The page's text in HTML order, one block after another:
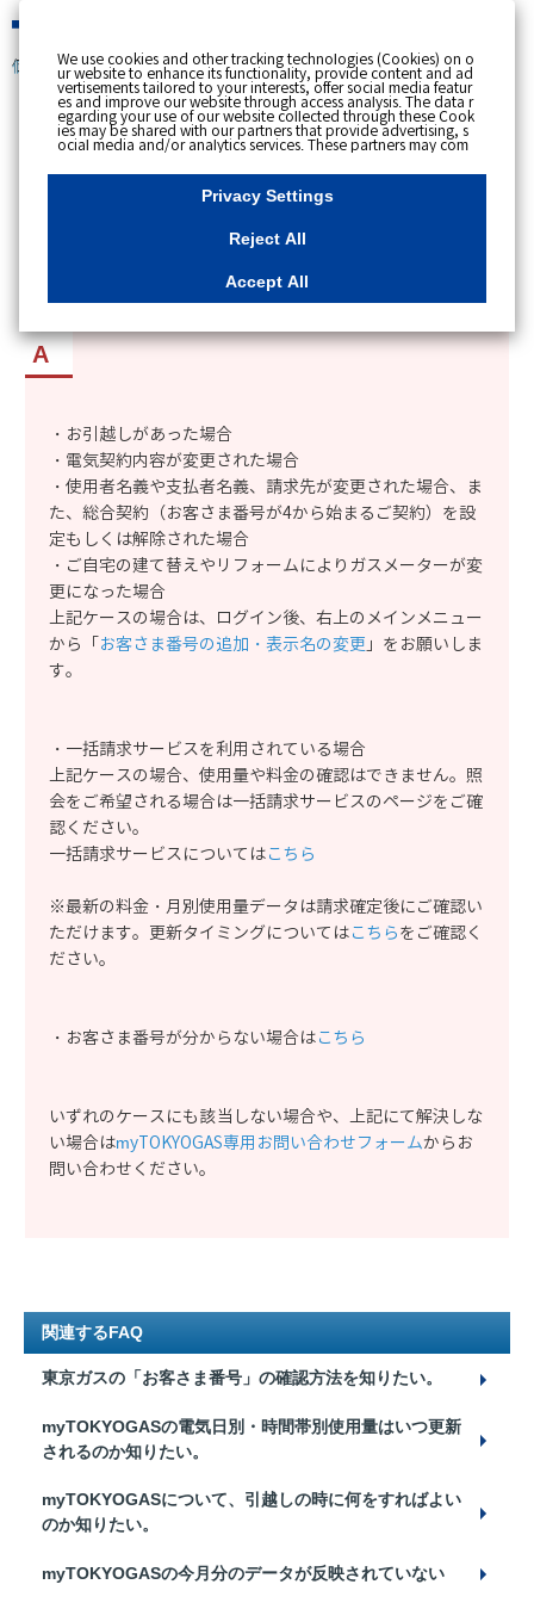
個人のお客さま
[ トップへ戻る ]
カテゴリー表示
更新日時 : 2023/12/07 11:19
myTOKYOGASのガス・電気の料金や使用量が更
新されなくなったのはなぜか知りたい。
・お引越しがあった場合
・電気契約内容が変更された場合
・使用者名義や支払者名義、請求先が変更された場合、ま
た、総合契約（お客さま番号が4から始まるご契約）を設
定もしくは解除された場合
・ご自宅の建て替えやリフォームによりガスメーターが変
更になった場合
上記ケースの場合は、ログイン後、右上のメインメニュー
から「お客さま番号の追加・表示名の変更 」をお願いしま
す。
・一括請求サービスを利用されている場合
上記ケースの場合、使用量や料金の確認はできません。照
会をご希望される場合は一括請求サービスのページをご確
認ください。
一括請求サービスについてはこちら
※最新の料金・月別使用量データは請求確定後にご確認い
ただけます。更新タイミングについてはこちらをご確認く
ださい。
・お客さま番号が分からない場合はこちら
いずれのケースにも該当しない場合や、上記にて解決しな
い場合はmyTOKYOGAS専用お問い合わせフォームからお
問い合わせください。
関連するFAQ
東京ガスの「お客さま番号」の確認方法を知りたい。
myTOKYOGASの電気日別・時間帯別使用量はいつ更新
されるのか知りたい。
myTOKYOGASについて、引越しの時に何をすればよい
のか知りたい。
myTOKYOGASの今月分のデータが反映されていない
We use cookies and other tracking technologies (Cookies) on o
ur website to enhance its functionality, provide content and ad
vertisements tailored to your interests, offer social media featur
es and improve our website through access analysis. The data r
egarding your use of our website collected through these Cook
ies may be shared with our partners that provide advertising, s
ocial media and/or analytics services. These partners may com
bine the data shared by us with other data that you have provi
ded to them or that they have collected from your use of their s
ervices or other websites to analyse and optimise advertisemen
ts delivered to you by businesses other than us on the internet.
essary Cookies, please click "Reject All". If you agree to the use
of all Cookies, please click "Accept All". To select your preferen
u can change your consent or rejection settings at any time by c
"Privacy Settings"button on this banner or through y
our browser's "Settings". For more information regarding the pr
site, please refer to the link below.Cookies DetailsPrivacy Polic
y
Privacy Settings
Reject All
Accept All